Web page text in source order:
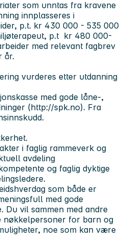
som unntas fra kravene
innplasseres i
p.t. kr 430 000 - 535 000
p.t kr 480 000-
med relevant fagbrev
år.
vurderes etter utdanning
med gode låne-,
(http://spk.no). Fra
i faglig rammeverk og
avdeling
og faglig dyktige
som både er
med gode
Du vil sammen med andre
nøkkelpersoner for barn og
noe som kan være